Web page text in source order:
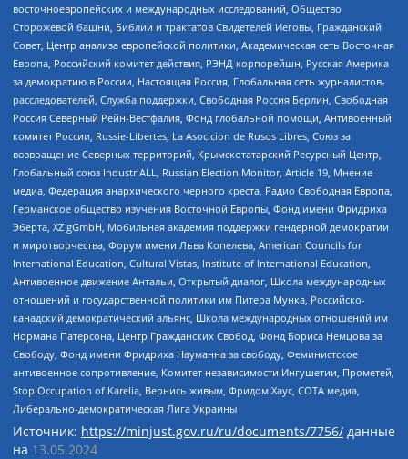
восточноевропейских и международных исследований, Общество
Сторожевой башни, Библии и трактатов Свидетелей Иеговы, Гражданский
Совет, Центр анализа европейской политики, Академическая сеть Восточная
Европа, Российский комитет действия, РЭНД корпорейшн, Русская Америка
за демократию в России, Настоящая Россия, Глобальная сеть журналистов-
расследователей, Служба поддержки, Свободная Россия Берлин, Свободная
Россия Северный Рейн-Вестфалия, Фонд глобальной помощи, Антивоенный
комитет России, Russie-Libertes, La Asocicion de Rusos Libres, Союз за
возвращение Северных территорий, Крымскотатарский Ресурсный Центр,
Глобальный союз IndustriALL, Russian Election Monitor, Article 19, Мнение
медиа, Федерация анархического черного креста, Радио Свободная Европа,
Германское общество изучения Восточной Европы, Фонд имени Фридриха
Эберта, XZ gGmbH, Мобильная академия поддержки гендерной демократии
и миротворчества, Форум имени Льва Копелева, American Councils for
International Education, Cultural Vistas, Institute of International Education,
Антивоенное движение Антальи, Открытый диалог, Школа международных
отношений и государственной политики им Питера Мунка, Российско-
канадский демократический альянс, Школа международных отношений им
Нормана Патерсона, Центр Гражданских Свобод, Фонд Бориса Немцова за
Свободу, Фонд имени Фридриха Науманна за свободу, Феминистское
антивоенное сопротивление, Комитет независимости Ингушетии, Прометей,
Stop Occupation of Karelia, Вернись живым, Фридом Хаус, СОТА медиа,
Либерально-демократическая Лига Украины
Источник: https://minjust.gov.ru/ru/documents/7756/ данные
на 13.05.2024